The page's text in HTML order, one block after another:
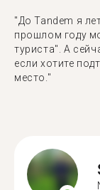
"До Tandem я
прошлом году
туриста". А
если хотите
место."